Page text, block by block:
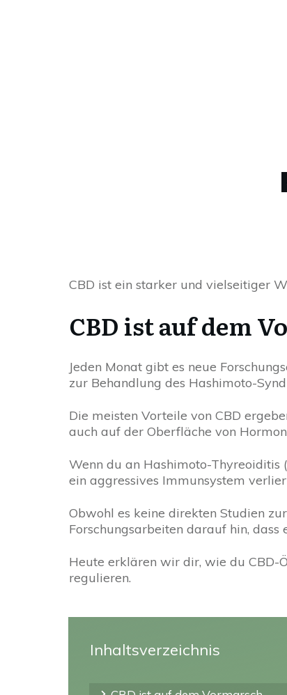
CBD ist ein starker und vielseitiger
CBD ist auf dem
Jeden Monat gibt es neue
zur Behandlung des Hashimoto-
Die meisten Vorteile von CBD
auch auf der Oberfläche von
Wenn du an Hashimoto-Thyreoiditis
ein aggressives Immunsystem
Obwohl es keine direkten Studien
Forschungsarbeiten darauf hin,
Heute erklären wir dir, wie du CBD-
regulieren.
Inhaltsverzeichnis